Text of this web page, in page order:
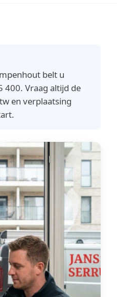
belt u
400. Vraag altijd de
en verplaatsing